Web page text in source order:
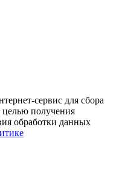
сервис для сбора
целью получения
обработки данных